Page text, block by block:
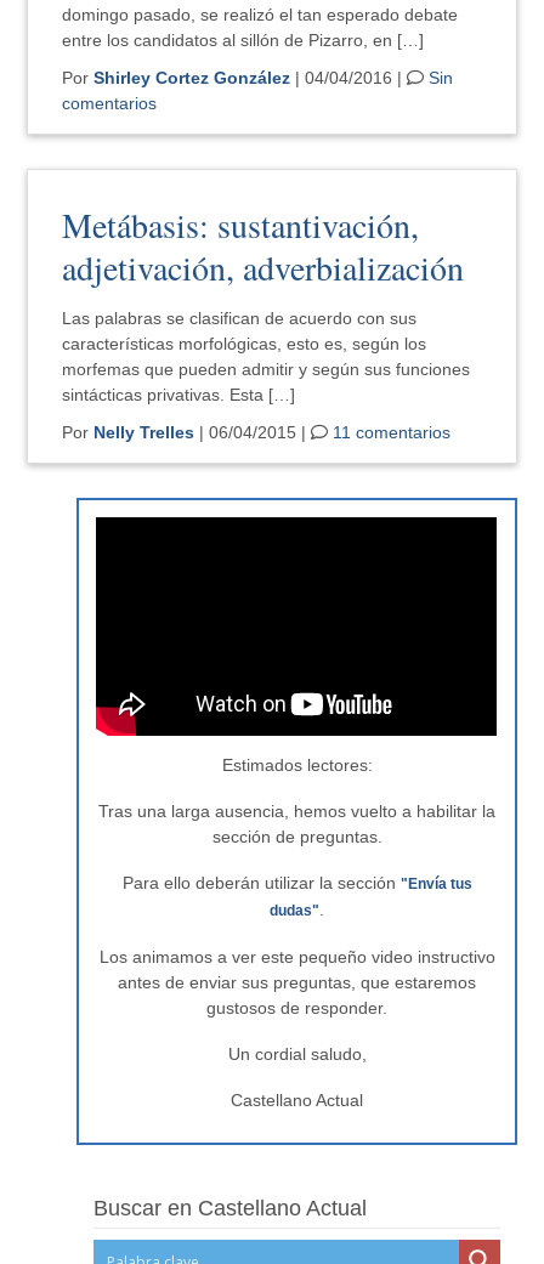
domingo pasado, se realizó el tan esperado debate
entre los candidatos al sillón de Pizarro, en […]
PorShirley Cortez González | 04/04/2016 |
Sin
comentarios
Metábasis: sustantivación,
adjetivación, adverbialización
Las palabras se clasifican de acuerdo con sus
características morfológicas, esto es, según los
morfemas que pueden admitir y según sus funciones
sintácticas privativas. Esta […]
Por Nelly Trelles | 06/04/2015 | 11 comentarios
Estimados lectores:
Tras una larga ausencia, hemos vuelto a habilitar la
sección de preguntas.
Para ello deberán utilizar la sección "Envía tus
dudas"
Los animamos a ver este pequeño video instructivo
antes de enviar sus preguntas, que estaremos
gustosos de responder.
Un cordial saludo,
Castellano Actual
Buscar en Castellano Actual